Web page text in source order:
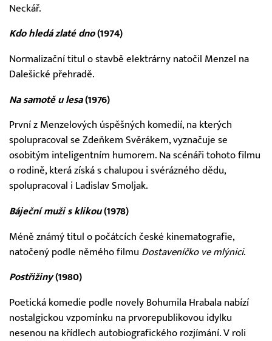
Neckář.
Kdo hledá zlaté dno(1974)
Normalizační titul o stavbě elektrárny natočil Menzel na
Dalešické přehradě.
Na samotě u lesa(1976)
První z Menzelových úspěšných komedií, na kterých
spolupracoval se Zdeňkem Svěrákem, vyznačuje se
osobitým inteligentním humorem. Na scénáři tohoto filmu
o rodině, která získá s chalupou i svérázného dědu,
spolupracoval i Ladislav Smoljak.
Báječní muži s klikou(1978)
Méně známý titul o počátcích české kinematografie,
natočený podle němého filmu Dostaveníčko ve mlýnici.
Postřižiny(1980)
Poetická komedie podle novely Bohumila Hrabala nabízí
nostalgickou vzpomínku na prvorepublikovou idylku
nesenou na křídlech autobiografického rozjímání. V roli